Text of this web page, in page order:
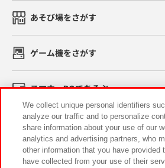
あそび場をさがす
ゲーム機をさがす
スマホ・PCであそぶ
イベント・キャンペーン
We collect unique personal identifiers
analyze our traffic and to personalize
share information about your use of our
analytics and advertising partners, who
other information that you have provided
have collected from your use of their